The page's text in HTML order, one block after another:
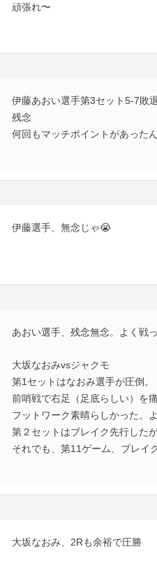
頑張れ〜
伊藤あおい選手第3セット5-7敗
残念
何回もマッチポイントがあった
伊藤選手、無念じゃ😭
あおい選手、残念無念。よく戦
大坂なおみvsジャクモ
第1セットはなおみ選手が圧倒。
前哨戦で右足（足底らしい）を
フットワーク素晴らしかった。
第２セットはブレイク先行した
それでも、第11ゲーム、ブレイ
大坂なおみ、2Rも余裕で圧勝